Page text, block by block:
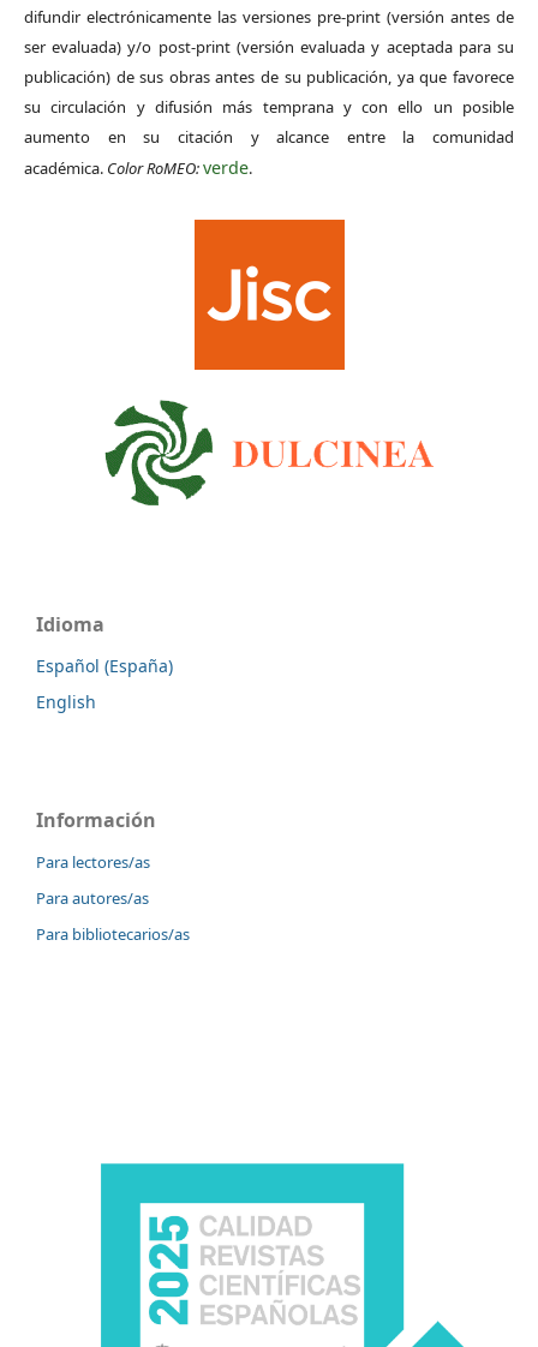
difundir electrónicamente las versiones pre-print (versión antes de
ser evaluada) y/o post-print (versión evaluada y aceptada para su
publicación) de sus obras antes de su publicación, ya que favorece
su circulación y difusión más temprana y con ello un posible
aumento en su citación y alcance entre la comunidad
académica. Color RoMEO:verde.
Idioma
Español (España)
English
Información
Para lectores/as
Para autores/as
Para bibliotecarios/as